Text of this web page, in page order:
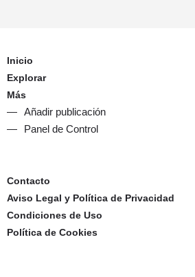
Inicio
Explorar
Más
Añadir publicación
Panel de Control
Contacto
Aviso Legal y Política de Privacidad
Condiciones de Uso
Política de Cookies